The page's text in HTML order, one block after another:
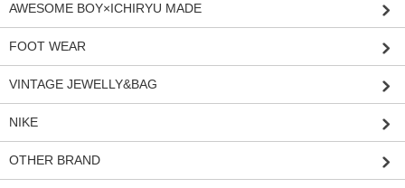
AWESOME BOY×ICHIRYU MADE
FOOT WEAR
VINTAGE JEWELLY&BAG
NIKE
OTHER BRAND